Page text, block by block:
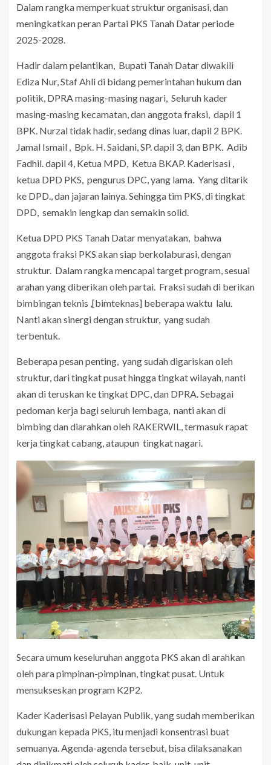
‎Dalam rangka memperkuat struktur organisasi, dan
meningkatkan peran Partai PKS Tanah Datar periode
2025-2028.
‎Hadir dalam pelantikan, Bupati Tanah Datar diwakili
Ediza Nur, Staf Ahli di bidang pemerintahan hukum dan
politik, DPRA masing-masing nagari, Seluruh kader
masing-masing kecamatan, dan anggota fraksi, dapil 1
BPK. Nurzal tidak hadir, sedang dinas luar, dapil 2 BPK.
Jamal Ismail , Bpk. H. Saidani, SP. dapil 3, dan BPK. Adib
Fadhil. dapil 4, Ketua MPD, Ketua BKAP. Kaderisasi ,
ketua DPD PKS, pengurus DPC, yang lama. Yang ditarik
ke DPD., dan jajaran lainya. Sehingga tim PKS, di tingkat
DPD, semakin lengkap dan semakin solid.
‎Ketua DPD PKS Tanah Datar menyatakan, bahwa
anggota fraksi PKS akan siap berkolaburasi, dengan
struktur. Dalam rangka mencapai target program, sesuai
arahan yang diberikan oleh partai. Fraksi sudah di berikan
bimbingan teknis ,[bimteknas] beberapa waktu lalu.
Nanti akan sinergi dengan struktur, yang sudah
terbentuk.
‎Beberapa pesan penting, yang sudah digariskan oleh
struktur, dari tingkat pusat hingga tingkat wilayah, nanti
akan di teruskan ke tingkat DPC, dan DPRA. Sebagai
pedoman kerja bagi seluruh lembaga, nanti akan di
bimbing dan diarahkan oleh RAKERWIL, termasuk rapat
kerja tingkat cabang, ataupun tingkat nagari.
‎Secara umum keseluruhan anggota PKS akan di arahkan
oleh para pimpinan-pimpinan, tingkat pusat. Untuk
mensukseskan program K2P2.
‎Kader Kaderisasi Pelayan Publik, yang sudah memberikan
dukungan kepada PKS, itu menjadi konsentrasi buat
semuanya. Agenda-agenda tersebut, bisa dilaksanakan